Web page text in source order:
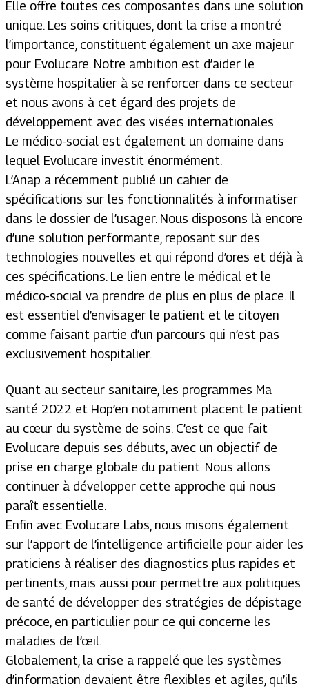
Elle offre toutes ces composantes dans une solution
unique. Les soins critiques, dont la crise a montré
l’importance, constituent également un axe majeur
pour Evolucare. Notre ambition est d’aider le
système hospitalier à se renforcer dans ce secteur
et nous avons à cet égard des projets de
développement avec des visées internationales
Le médico-social est également un domaine dans
lequel Evolucare investit énormément.
L’Anap a récemment publié un cahier de
spécifications sur les fonctionnalités à informatiser
dans le dossier de l’usager. Nous disposons là encore
d’une solution performante, reposant sur des
technologies nouvelles et qui répond d’ores et déjà à
ces spécifications. Le lien entre le médical et le
médico-social va prendre de plus en plus de place. Il
est essentiel d’envisager le patient et le citoyen
comme faisant partie d’un parcours qui n’est pas
exclusivement hospitalier.
Quant au secteur sanitaire, les programmes Ma
santé 2022 et Hop’en notamment placent le patient
au cœur du système de soins. C’est ce que fait
Evolucare depuis ses débuts, avec un objectif de
prise en charge globale du patient. Nous allons
continuer à développer cette approche qui nous
paraît essentielle.
Enfin avec Evolucare Labs, nous misons également
sur l’apport de l’intelligence artificielle pour aider les
praticiens à réaliser des diagnostics plus rapides et
pertinents, mais aussi pour permettre aux politiques
de santé de développer des stratégies de dépistage
précoce, en particulier pour ce qui concerne les
maladies de l’œil.
Globalement, la crise a rappelé que les systèmes
d’information devaient être flexibles et agiles, qu’ils